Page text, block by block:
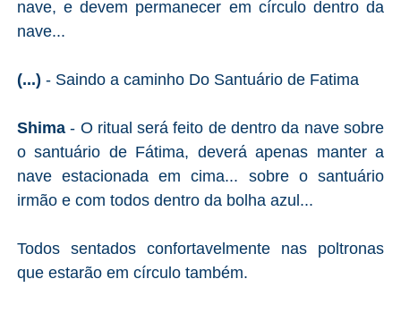
nave, e devem permanecer em círculo dentro da
nave...
(...) - Saindo a caminho Do Santuário de Fatima
Shima- O ritual será feito de dentro da nave sobre
o santuário de Fátima, deverá apenas manter a
nave estacionada em cima... sobre o santuário
irmão e com todos dentro da bolha azul...
Todos sentados confortavelmente nas poltronas
que estarão em círculo também.